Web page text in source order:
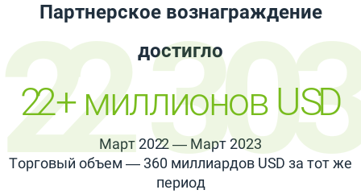
22
Партнерское вознаграждение
достигло
22+ миллионов USD
Март 2022 — Март 2023
Торговый объем — 360 миллиардов USD за тот же
период